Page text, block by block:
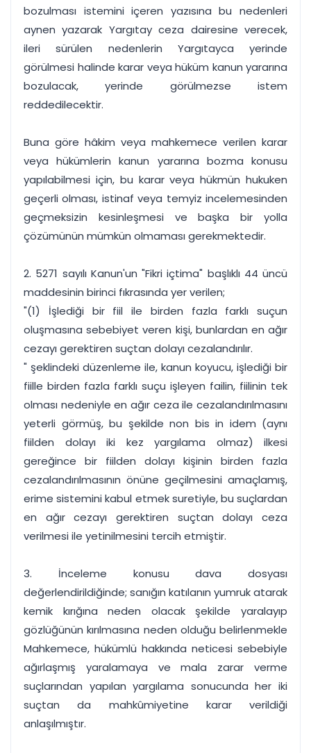
bozulması istemini içeren yazısına bu nedenleri
aynen yazarak Yargıtay ceza dairesine verecek,
ileri sürülen nedenlerin Yargıtayca yerinde
görülmesi halinde karar veya hüküm kanun yararına
bozulacak, yerinde görülmezse istem
reddedilecektir.
Buna göre hâkim veya mahkemece verilen karar
veya hükümlerin kanun yararına bozma konusu
yapılabilmesi için, bu karar veya hükmün hukuken
geçerli olması, istinaf veya temyiz incelemesinden
geçmeksizin kesinleşmesi ve başka bir yolla
çözümünün mümkün olmaması gerekmektedir.
2. 5271 sayılı Kanun'un "Fikri içtima" başlıklı 44 üncü
maddesinin birinci fıkrasında yer verilen;
"(1) İşlediği bir fiil ile birden fazla farklı suçun
oluşmasına sebebiyet veren kişi, bunlardan en ağır
cezayı gerektiren suçtan dolayı cezalandırılır.
" şeklindeki düzenleme ile, kanun koyucu, işlediği bir
fiille birden fazla farklı suçu işleyen failin, fiilinin tek
olması nedeniyle en ağır ceza ile cezalandırılmasını
yeterli görmüş, bu şekilde non bis in idem (aynı
fiilden dolayı iki kez yargılama olmaz) ilkesi
gereğince bir fiilden dolayı kişinin birden fazla
cezalandırılmasının önüne geçilmesini amaçlamış,
erime sistemini kabul etmek suretiyle, bu suçlardan
en ağır cezayı gerektiren suçtan dolayı ceza
verilmesi ile yetinilmesini tercih etmiştir.
3. İnceleme konusu dava dosyası
değerlendirildiğinde; sanığın katılanın yumruk atarak
kemik kırığına neden olacak şekilde yaralayıp
gözlüğünün kırılmasına neden olduğu belirlenmekle
Mahkemece, hükümlü hakkında neticesi sebebiyle
ağırlaşmış yaralamaya ve mala zarar verme
suçlarından yapılan yargılama sonucunda her iki
suçtan da mahkûmiyetine karar verildiği
anlaşılmıştır.